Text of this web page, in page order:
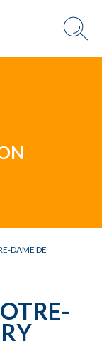
DAME DE